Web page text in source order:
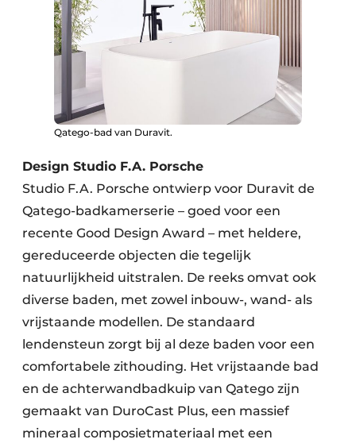
Qatego-bad van Duravit.
Design Studio F.A. Porsche
Studio F.A. Porsche ontwierp voor Duravit de
Qatego-badkamerserie – goed voor een
recente Good Design Award – met heldere,
gereduceerde objecten die tegelijk
natuurlijkheid uitstralen. De reeks omvat ook
diverse baden, met zowel inbouw-, wand- als
vrijstaande modellen. De standaard
lendensteun zorgt bij al deze baden voor een
comfortabele zithouding. Het vrijstaande bad
en de achterwandbadkuip van Qatego zijn
gemaakt van DuroCast Plus, een massief
mineraal composietmateriaal met een